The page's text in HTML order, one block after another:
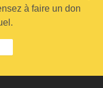
à faire un don